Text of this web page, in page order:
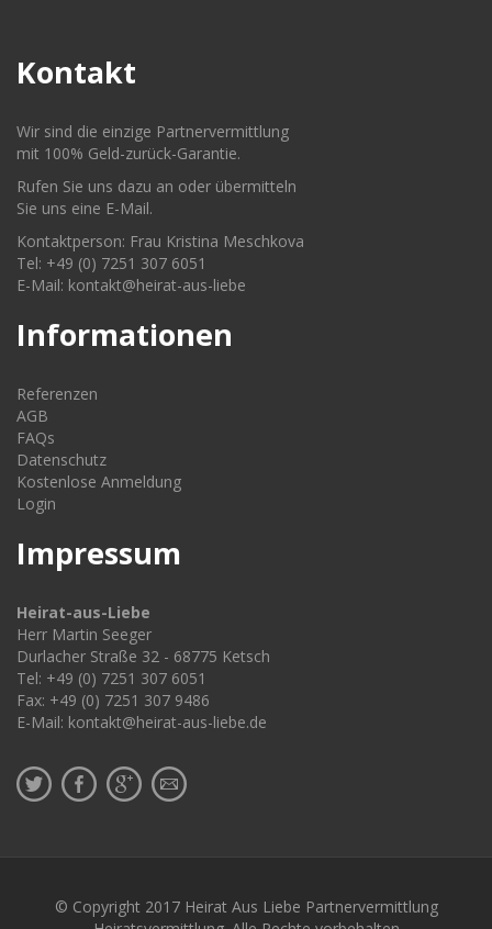
Kontakt
Wir sind die einzige Partnervermittlung
mit 100% Geld-zurück-Garantie.
Rufen Sie uns dazu an oder übermitteln
Sie uns eine E-Mail.
Kontaktperson: Frau Kristina Meschkova
Tel: +49 (0) 7251 307 6051
E-Mail: kontakt@heirat-aus-liebe
Informationen
Referenzen
AGB
FAQs
Datenschutz
Kostenlose Anmeldung
Login
Impressum
Heirat-aus-Liebe
Herr Martin Seeger
Durlacher Straße 32 - 68775 Ketsch
Tel: +49 (0) 7251 307 6051
Fax: +49 (0) 7251 307 9486
E-Mail: kontakt@heirat-aus-liebe.de
© Copyright 2017 Heirat Aus Liebe Partnervermittlung